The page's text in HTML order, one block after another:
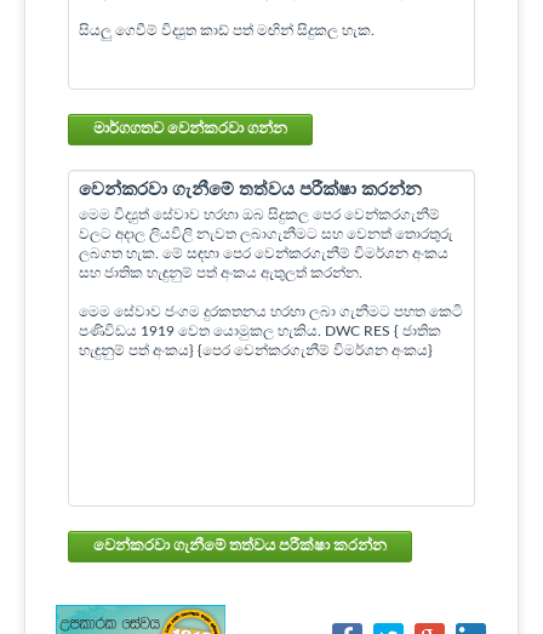
සියලු ගෙවීම් විද්‍යුත කාඩ් පත් මඟින් සිදුකල හැක.
මාර්ගගතව වෙන්කරවා ගන්න
වෙන්කරවා ගැනීමේ තත්වය පරීක්ෂා කරන්න
මෙම විද්‍යුත් සේවාව හරහා ඔබ සිදුකල පෙර වෙන්කරගැනීම්
වලට අදාල ලියවිලි නැවත ලබාගැනීමට සහ වෙනත් තොරතුරු
ලබගත හැක. මේ සඳහා පෙර වෙන්කරගැනීම් විමර්ශන අංකය
සහ ජාතික හැඳුනුම් පත් අංකය ඇතුලත් කරන්න.
මෙම සේවාව ජංගම දුරකතනය හරහා ලබා ගැනීමට පහත කෙටි
පණිවිඩය 1919 වෙත යොමුකල හැකිය. DWC RES { ජාතික
හැඳුනුම් පත් අංකය} {පෙර වෙන්කරගැනීම් විමර්ශන අංකය}
වෙන්කරවා ගැනීමේ තත්වය පරීක්ෂා කරන්න